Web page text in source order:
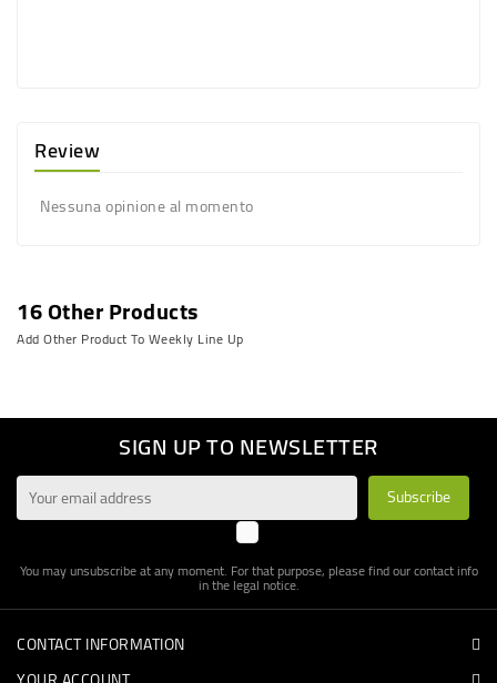
Review
Nessuna opinione al momento
16 Other Products
Add Other Product To Weekly Line Up
SIGN UP TO NEWSLETTER
You may unsubscribe at any moment. For that purpose, please find our contact info
in the legal notice.
CONTACT INFORMATION